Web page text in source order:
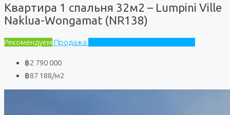
Квартира 1 спальня 32м2 – Lumpini Ville
Naklua-Wongamat (NR138)
Рекомендуем Продажа
฿2 790 000
฿87 188/м2